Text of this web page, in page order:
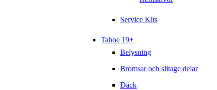
Service Kits
Tahoe 19+
Belysning
Bromsar och slitage delar
Däck